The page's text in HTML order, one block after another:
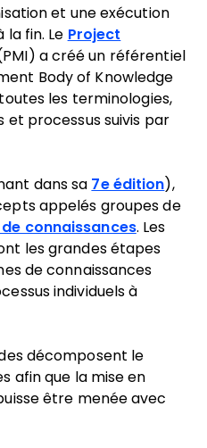
et une exécution
la fin. Le Project
a créé un référentiel
Body of Knowledge
les terminologies,
et processus suivis par
dans sa 7e édition),
appelés groupes de
connaissances. Les
les grandes étapes
de connaissances
individuels à
décomposent le
afin que la mise en
être menée avec